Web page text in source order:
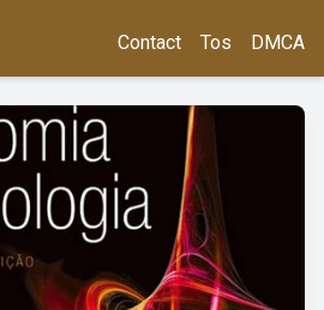
Contact Tos DMCA